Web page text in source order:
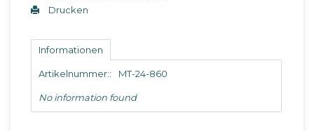
Drucken
Informationen
Artikelnummer:: MT-24-860
No information found